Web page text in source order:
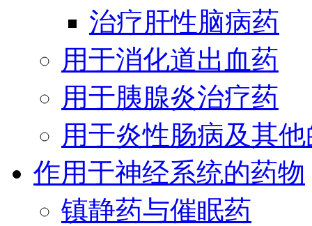
治疗肝性脑病药
用于消化道出血药
用于胰腺炎治疗药
用于炎性肠病及其
作用于神经系统的药物
镇静药与催眠药